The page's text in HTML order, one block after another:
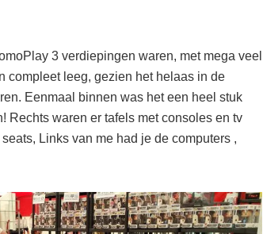
3 verdiepingen waren, met mega veel
compleet leeg, gezien het helaas in de
Eenmaal binnen was het een heel stuk
Rechts waren er tafels met consoles en tv
Links van me had je de computers ,